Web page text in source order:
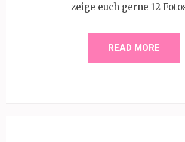
zeige euch gerne 12
READ MORE